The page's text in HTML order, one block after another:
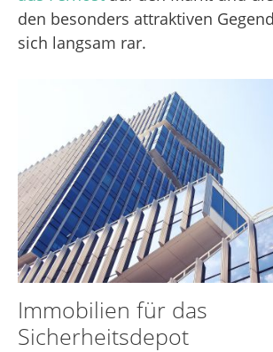
den besonders attraktiven
sich langsam rar.
Immobilien für das
Sicherheitsdepot